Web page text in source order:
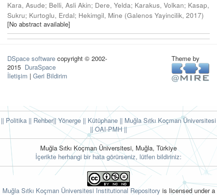
Kara, Asude; Belli, Asli Akin; Dere, Yelda; Karakus, Volkan; Kasap,
Sukru; Kurtoglu, Erdal; Hekimgil, Mine (Galenos Yayincilik, 2017)
[No abstract available]
DSpace software copyright © 2002-
2015 DuraSpace
İletişim | Geri Bildirim
Theme by
|| Politika || Rehber|| Yönerge || Kütüphane || Muğla Sıtkı Koçman Üniversitesi
||OAI-PMH ||
Muğla Sıtkı Koçman Üniversitesi, Muğla, Türkiye
İçerikte herhangi bir hata görürseniz, lütfen bildiriniz:
Muğla Sıtkı Koçman Üniversitesi Institutional Repository is licensed under a